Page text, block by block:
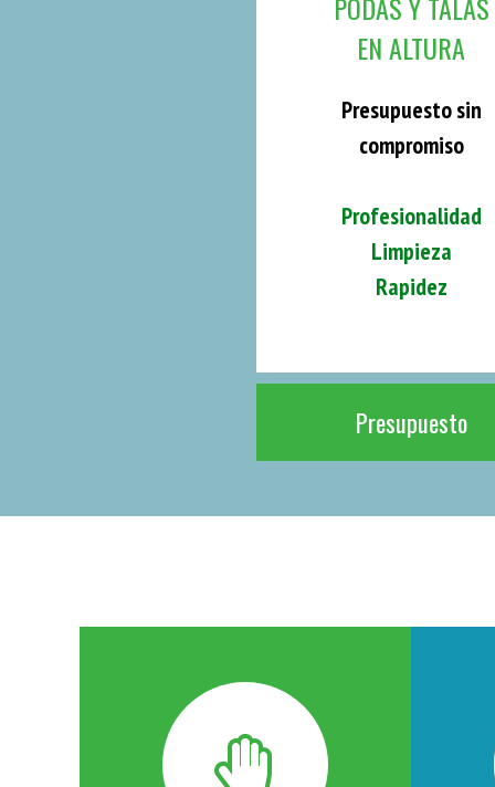
EN ALTURA
Presupuesto sin
compromiso
Profesionalidad
Limpieza
Rapidez
Presupuesto